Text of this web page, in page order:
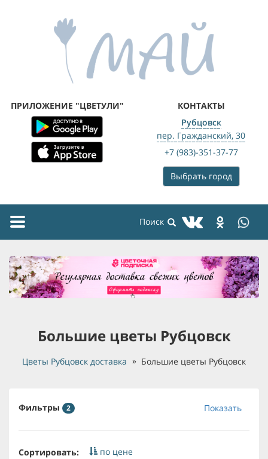
ПРИЛОЖЕНИЕ "ЦВЕТУЛИ"
КОНТАКТЫ
Рубцовск
пер. Гражданский, 30
+7 (983)-351-37-77
Выбрать город
Toggle
Большие цветы Рубцовск
Цветы Рубцовск доставка Большие цветы Рубцовск
Фильтры 2 Показать
Сортировать: по цене